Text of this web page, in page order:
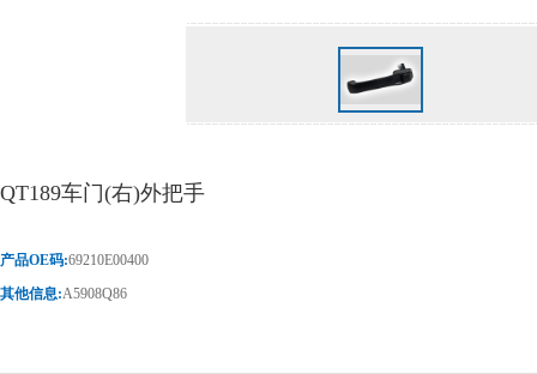
QT189车门(右)外把手
产品OE码:69210E00400
其他信息:A5908Q86